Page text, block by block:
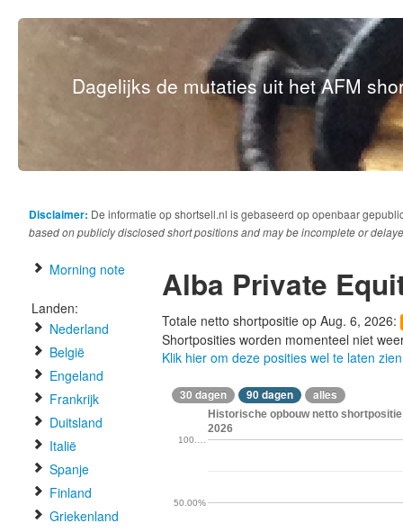
Dagelijks de mutaties uit het AFM
Disclaimer: De informatie op shortsell.nl is gebaseerd op openbaar
based on publicly disclosed short positions and may be incomplete or
Morning note
Landen:
Nederland
België
Engeland
Frankrijk
Duitsland
Italië
Spanje
Finland
Griekenland
Alba Private
Totale netto shortpositie op Aug. 6, 2026:
Shortposities worden momenteel niet
Klik hier om deze posities wel te laten zien
30 dagen 90 dagen alles
Historische opbouw netto
2026
50.00%
100.…